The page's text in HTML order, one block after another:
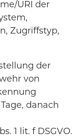
URI der
Zugriffstyp,
der
von
danach
1 lit. f DSGVO.